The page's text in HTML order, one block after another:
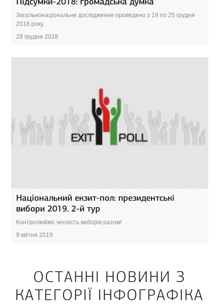
Загальнонаціональне дослідження проведено з 19 по 25 грудня
2018 року.
28 грудня 2018
Національний екзит-пол: президентські
вибори 2019. 2-й тур
Контролюймо чесність виборів разом!
9 квітня 2019
ОСТАННІ НОВИНИ З
КАТЕГОРІЇ ІНФОГРАФІКА